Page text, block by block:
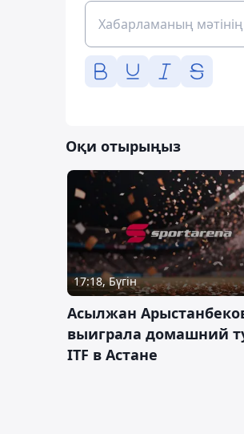
Оқи отырыңыз
17:18, Бүгін
Асылжан
выиграла домашний
ITF в Астане